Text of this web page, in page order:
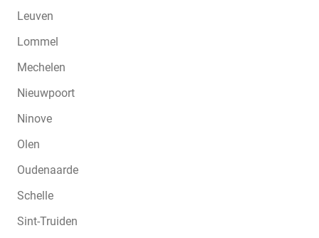
Leuven
Lommel
Mechelen
Nieuwpoort
Ninove
Olen
Oudenaarde
Schelle
Sint-Truiden